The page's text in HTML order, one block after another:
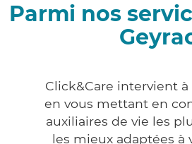
Parmi nos
Click&Care intervient à
en vous mettant en
auxiliaires de vie les
les mieux adaptées à